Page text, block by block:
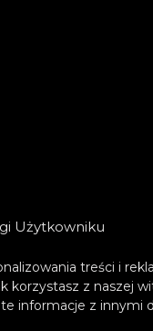
Użytkowniku
treści i
korzystasz z naszej
informacje z innymi
będący